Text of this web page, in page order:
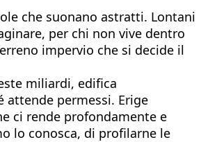
che suonano astratti. Lontani
per chi non vive dentro
impervio che si decide il
miliardi, edifica
permessi. Erige
ci rende profondamente e
lo conosca, di profilarne le